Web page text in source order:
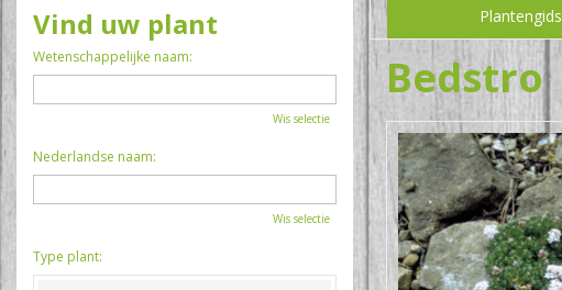
Plantengids
Bedstro
Vind uw plant
Wetenschappelijke naam:
Wis selectie
Nederlandse naam:
Wis selectie
Type plant: